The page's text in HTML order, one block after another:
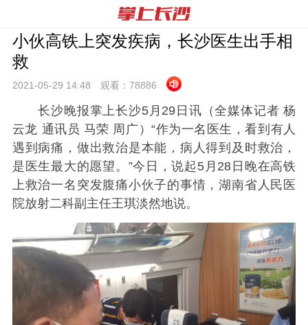
小伙高铁上突发疾病，长沙医生出手相
救
2021-05-29 14:48 观看： 78886
长沙晚报掌上长沙5月29日讯（全媒体记者 杨
云龙 通讯员 马荣 周广）“作为一名医生，看到有人
遇到病痛，做出救治是本能，病人得到及时救治，
是医生最大的愿望。”今日，说起5月28日晚在高铁
上救治一名突发腹痛小伙子的事情，湖南省人民医
院放射二科副主任王琪淡然地说。